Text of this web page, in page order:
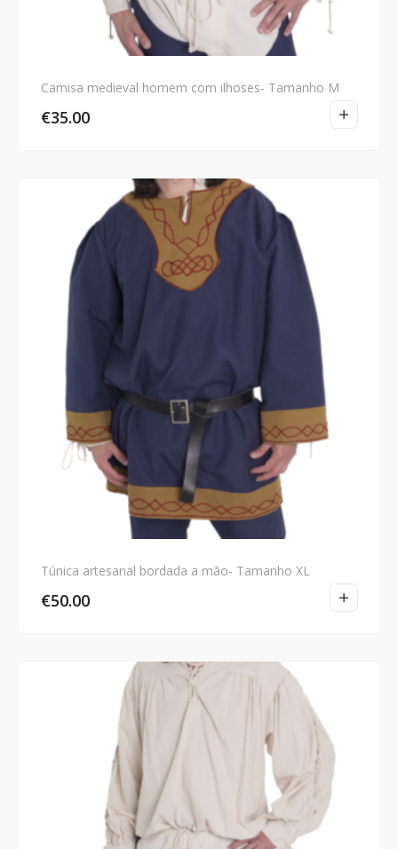
Camisa medieval homem com ilhoses- Tamanho M
€35.00
Túnica artesanal bordada a mão- Tamanho XL
€50.00